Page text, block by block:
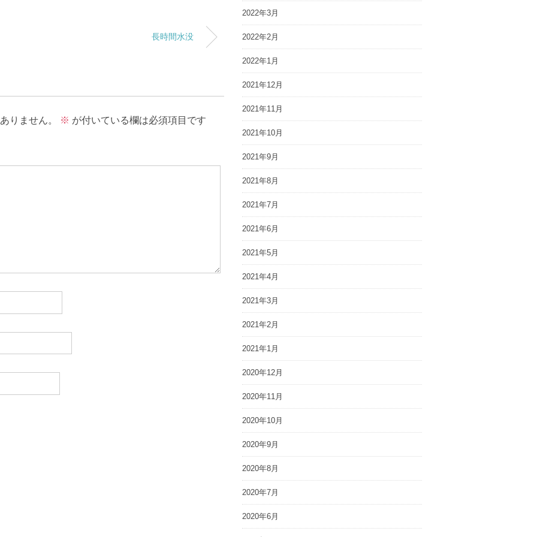
長時間水没
りません。 ※ が付いている欄は必須項目です
2022年3月
2022年2月
2022年1月
2021年12月
2021年11月
2021年10月
2021年9月
2021年8月
2021年7月
2021年6月
2021年5月
2021年4月
2021年3月
2021年2月
2021年1月
2020年12月
2020年11月
2020年10月
2020年9月
2020年8月
2020年7月
2020年6月